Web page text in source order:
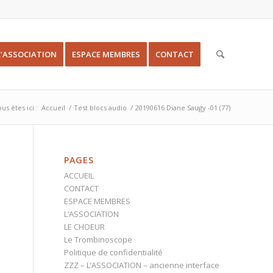
ESPACE MEMBRES CONTACT
êtes ici : Accueil / Test blocs audio / 20190616 Diane Saugy -01 (77)
PAGES
ACCUEIL
CONTACT
ESPACE MEMBRES
L’ASSOCIATION
LE CHOEUR
Le Trombinoscope
Politique de confidentialité
ZZZ – L’ASSOCIATION – ancienne interface